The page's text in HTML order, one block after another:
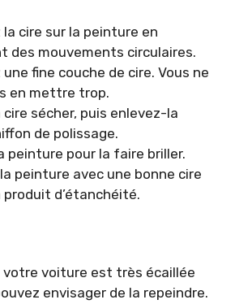
la cire sur la peinture en
des mouvements circulaires.
fine couche de cire. Vous ne
en mettre trop.
cire sécher, puis enlevez-la
de polissage.
peinture pour la faire briller.
peinture avec une bonne cire
produit d’étanchéité.
votre voiture est très écaillée
envisager de la repeindre.